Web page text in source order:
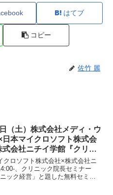
はてブ
コピー
佐竹 麗
（土）株式会社メディ・ウ
日本マイクロソフト株式会
式会社ニチイ学館『クリニ
長セミナー 平成26年度 診
改訂と クリニック経営』
！
ロソフト株式会社×株式会社ニ
、クリニック院長セミナー
ック経営」と題した無料セミナ